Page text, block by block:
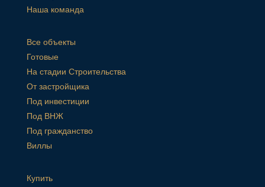
Наша команда
Все объекты
Готовые
На стадии Строительства
От застройщика
Под инвестиции
Под ВНЖ
Под гражданство
Виллы
Купить